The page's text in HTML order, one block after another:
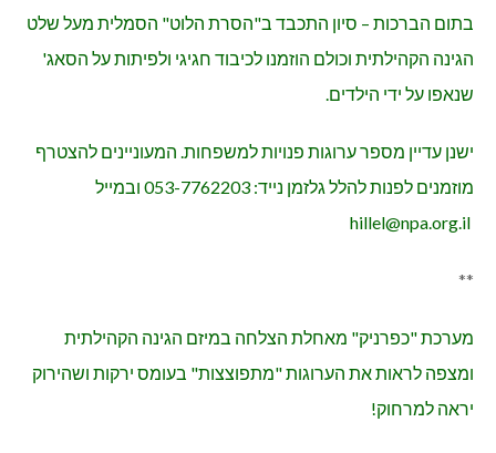
בתום הברכות – סיון התכבד ב"הסרת הלוט" הסמלית מעל שלט
הגינה הקהילתית וכולם הוזמנו לכיבוד חגיגי ולפיתות על הסאג'
שנאפו על ידי הילדים.
ישנן עדיין מספר ערוגות פנויות למשפחות. המעוניינים להצטרף
מוזמנים לפנות להלל גלזמן נייד: 053-7762203 ובמייל
hillel@npa.org.il
**
מערכת "כפרניק" מאחלת הצלחה במיזם הגינה הקהילתית
ומצפה לראות את הערוגות "מתפוצצות" בעומס ירקות ושהירוק
יראה למרחוק!